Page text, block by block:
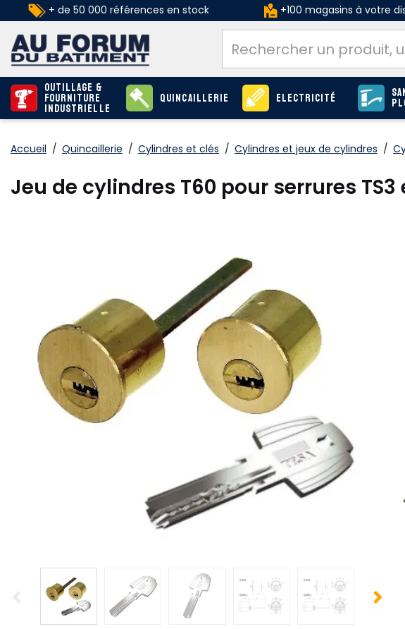
+ de 50 000 références en stock +100 magasins à votre
Outillage &
Fourniture
industrielle
Quincaillerie Electricité
Accueil / Quincaillerie / Cylindres et clés / Cylindres et jeux de cylindres /
Jeu de cylindres T60 pour serrures TS3